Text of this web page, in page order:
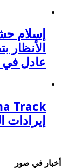
إسلام
عادل في
إيرادات
أخبار في صور